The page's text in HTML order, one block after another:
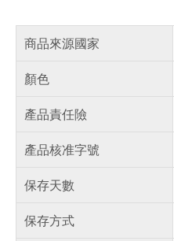
商品來源國家
顏色
產品責任險
產品核准字號
保存天數
保存方式